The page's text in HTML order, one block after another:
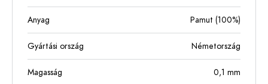
Anyag Pamut (100%)
Gyártási ország Németország
Magasság 0,1 mm